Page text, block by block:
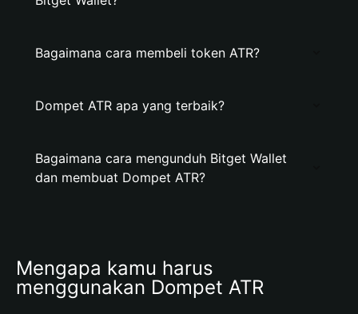
Bagaimana cara membeli token ATR?
Dompet ATR apa yang terbaik?
Bagaimana cara mengunduh Bitget Wallet
dan membuat Dompet ATR?
Mengapa kamu harus
menggunakan Dompet ATR